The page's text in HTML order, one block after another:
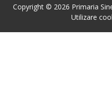
Copyright © 2026 Primaria
Utilizare